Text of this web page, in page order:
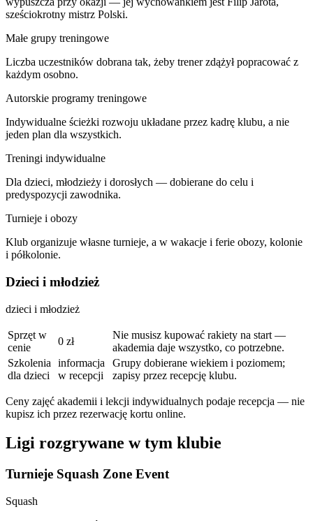
sześciokrotny mistrz Polski.
Małe grupy treningowe
Liczba uczestników dobrana tak, żeby trener zdążył popracować z
każdym osobno.
Autorskie programy treningowe
Indywidualne ścieżki rozwoju układane przez kadrę klubu, a nie
jeden plan dla wszystkich.
Treningi indywidualne
Dla dzieci, młodzieży i dorosłych — dobierane do celu i
predyspozycji zawodnika.
Turnieje i obozy
Klub organizuje własne turnieje, a w wakacje i ferie obozy, kolonie
i półkolonie.
Dzieci i młodzież
dzieci i młodzież
Sprzęt w
cenie
0 zł
Nie musisz kupować rakiety na start —
akademia daje wszystko, co potrzebne.
Szkolenia
dla dzieci
informacja
w recepcji
Grupy dobierane wiekiem i poziomem;
zapisy przez recepcję klubu.
Ceny zajęć akademii i lekcji indywidualnych podaje recepcja — nie
kupisz ich przez rezerwację kortu online.
Ligi rozgrywane w tym klubie
Turnieje Squash Zone Event
Squash